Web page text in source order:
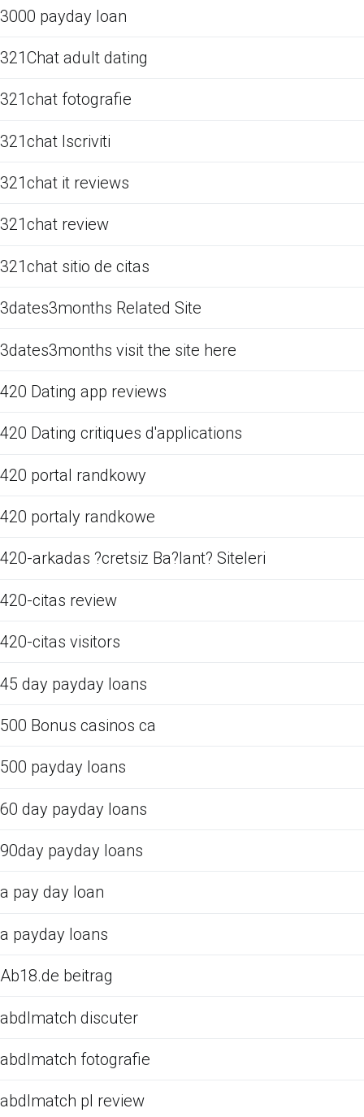
3000 payday loan
321Chat adult dating
321chat fotografie
321chat Iscriviti
321chat it reviews
321chat review
321chat sitio de citas
3dates3months Related Site
3dates3months visit the site here
420 Dating app reviews
420 Dating critiques d'applications
420 portal randkowy
420 portaly randkowe
420-arkadas ?cretsiz Ba?lant? Siteleri
420-citas review
420-citas visitors
45 day payday loans
500 Bonus casinos ca
500 payday loans
60 day payday loans
90day payday loans
a pay day loan
a payday loans
Ab18.de beitrag
abdlmatch discuter
abdlmatch fotografie
abdlmatch pl review